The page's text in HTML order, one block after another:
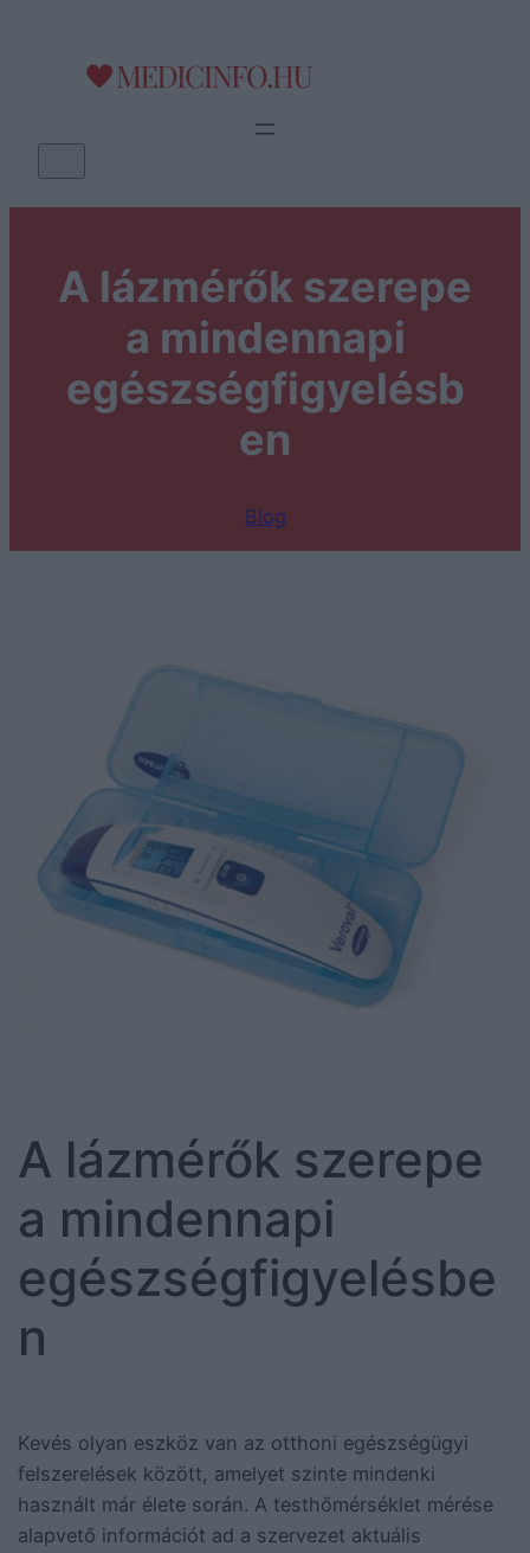
tartalomhoz
A lázmérők szerepe
a mindennapi
egészségfigyelésb
en
Blog
A lázmérők szerepe
a mindennapi
egészségfigyelésbe
n
Kevés olyan eszköz van az otthoni egészségügyi
felszerelések között, amelyet szinte mindenki
használt már élete során. A testhőmérséklet mérése
alapvető információt ad a szervezet aktuális